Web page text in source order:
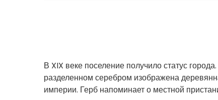
В XIX веке поселение получило статус
разделенном серебром изображена
империи. Герб напоминает о местной